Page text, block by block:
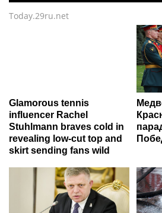
Today.29ru.net
Glamorous tennis
influencer Rachel
Stuhlmann braves cold in
revealing low-cut top and
skirt sending fans wild